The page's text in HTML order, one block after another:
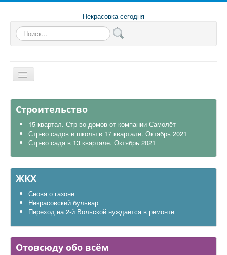
Некрасовка сегодня
Искать...
Общая
В районе
Строительство
Транспорт
Экология
Политика
Офицеры России
Дела школьные
Строительство
15 квартал. Стр-во домов от компании Самолёт
Стр-во садов и школы в 17 квартале. Октябрь 2021
Стр-во сада в 13 квартале. Октябрь 2021
ЖКХ
Снова о газоне
Некрасовский бульвар
Переход на 2-й Вольской нуждается в ремонте
Отовсюду обо всём